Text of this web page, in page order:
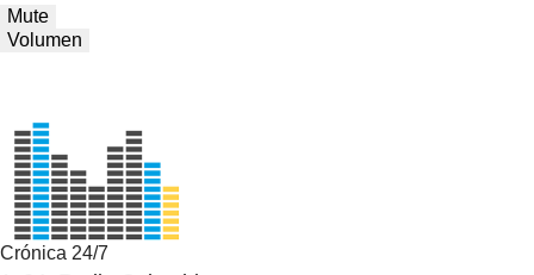
Mute
Volumen
Crónica 24/7